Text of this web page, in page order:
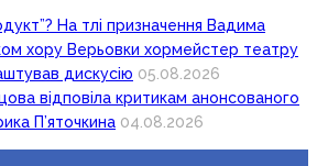
На тлі призначення Вадима
хору Верьовки хормейстер театру
дискусію 05.08.2026
відповіла критикам анонсованого
П’яточкина 04.08.2026